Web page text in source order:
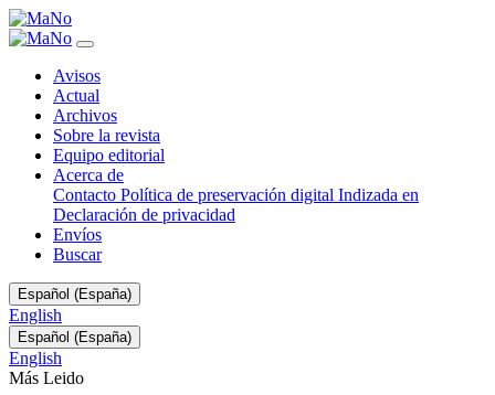
Registro
de
sobre
Norops
humilis
(Squamata:
Anolidae)
Marmosa
zeledoni
(Didelphimorphia:
Didelphidae)
Sarapiquí,
Costa
Rica
Avisos
Actual
Archivos
Sobre la revista
Equipo editorial
Acerca de
Contacto Política de preservación digital Indizada en
Declaración de privacidad
Envíos
Buscar
Cambiar
el
idioma.
El
actual
es:
Español (España)
English
Cambiar
el
idioma.
El
Español (España)
English
Más Leido